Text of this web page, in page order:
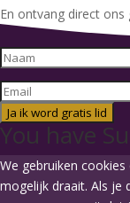
En ontvang direct
Ja ik word gratis lid
You have
We gebruiken
mogelijk draait. Als je